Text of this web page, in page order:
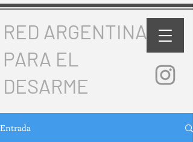
RED ARGENTINA
PARA EL
DESARME
Entrada